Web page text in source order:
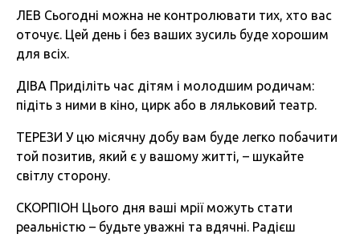
ЛЕВ Сьогодні можна не контролювати тих, хто вас
оточує. Цей день і без ваших зусиль буде хорошим
для всіх.
ДІВА Приділіть час дітям і молодшим родичам:
підіть з ними в кіно, цирк або в ляльковий театр.
ТЕРЕЗИ У цю місячну добу вам буде легко побачити
той позитив, який є у вашому житті, – шукайте
світлу сторону.
СКОРПІОН Цього дня ваші мрії можуть стати
реальністю – будьте уважні та вдячні. Радієш